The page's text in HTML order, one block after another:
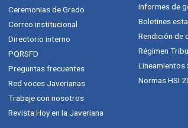
Ceremonias de Grado
Correo institucional
Directorio interno
PQRSFD
Preguntas frecuentes
Red voces Javerianas
Trabaje con nosotros
Revista Hoy en la Javeriana
Informes de
Boletines
Rendición de
Régimen
Lineamientos
Normas HSI